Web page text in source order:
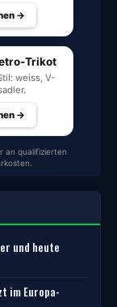
→
Trikot
weiss, V-
→
an qualifizierten
und heute
im Europa-